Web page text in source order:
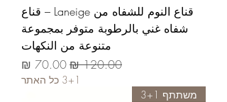
قناع النوم للشفاه من Laneige – قناع
شفاه غني بالرطوبة متوفر بمجموعة
متنوعة من النكهات
سعر عادي سعر البيع
3+1 כל האתר
משתתף 3+1